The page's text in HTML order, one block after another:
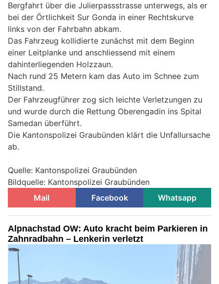
Bergfahrt über die Julierpassstrasse unterwegs, als er
bei der Örtlichkeit Sur Gonda in einer Rechtskurve
links von der Fahrbahn abkam.
Das Fahrzeug kollidierte zunächst mit dem Beginn
einer Leitplanke und anschliessend mit einem
dahinterliegenden Holzzaun.
Nach rund 25 Metern kam das Auto im Schnee zum
Stillstand.
Der Fahrzeugführer zog sich leichte Verletzungen zu
und wurde durch die Rettung Oberengadin ins Spital
Samedan überführt.
Die Kantonspolizei Graubünden klärt die Unfallursache
ab.
Quelle: Kantonspolizei Graubünden
Bildquelle: Kantonspolizei Graubünden
Mail
Facebook Whatsapp
Alpnachstad OW: Auto kracht beim Parkieren in
Zahnradbahn – Lenkerin verletzt